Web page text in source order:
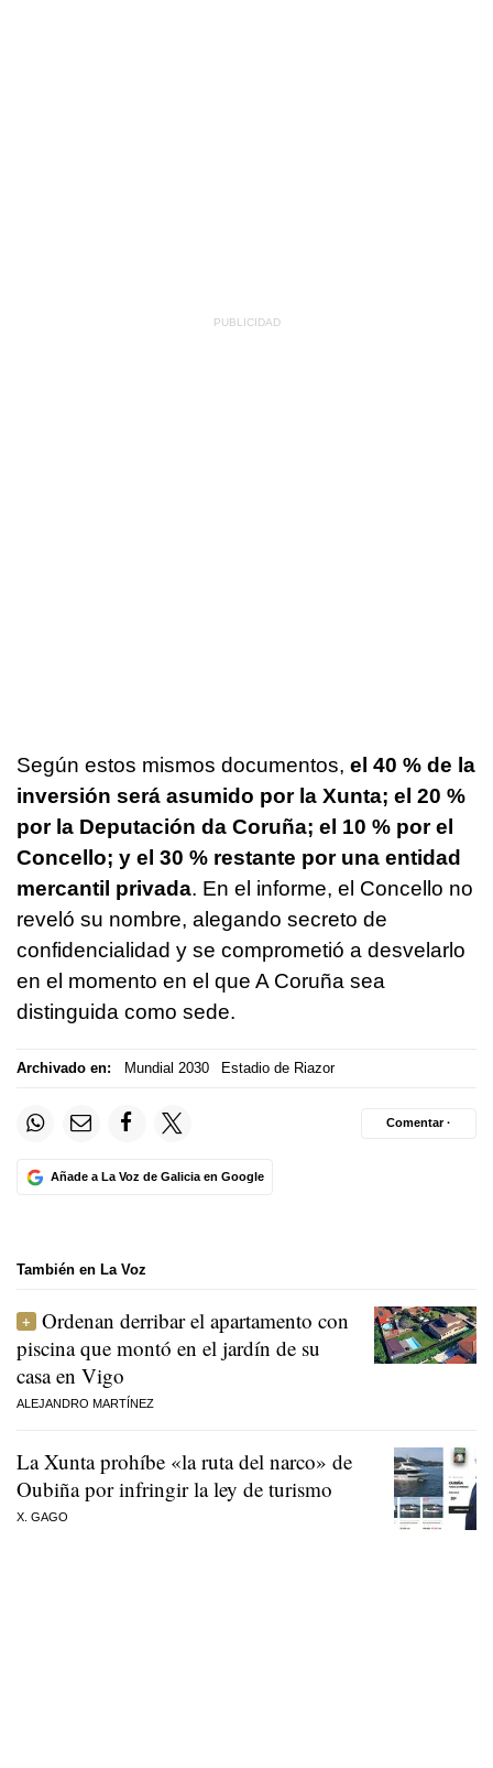
Según estos mismos documentos, el 40 % de la
inversión será asumido por la Xunta; el 20 %
por la Deputación da Coruña; el 10 % por el
Concello; y el 30 % restante por una entidad
mercantil privada. En el informe, el Concello no
reveló su nombre, alegando secreto de
confidencialidad y se comprometió a desvelarlo
en el momento en el que A Coruña sea
distinguida como sede.
Archivado en: Mundial 2030 Estadio de Riazor
Añade a La Voz de Galicia en Google
Comentar ·
También en La Voz
Ordenan derribar el apartamento con
piscina que montó en el jardín de su
casa en Vigo
ALEJANDRO MARTÍNEZ
La Xunta prohíbe «la ruta del narco» de
Oubiña por infringir la ley de turismo
X. GAGO